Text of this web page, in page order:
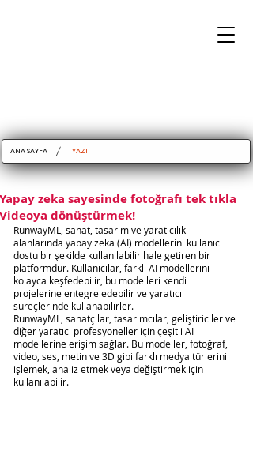
ANA SAYFA / YAZI
Yapay zeka sayesinde fotoğrafı tek tıkla
Videoya dönüştürmek!
RunwayML, sanat, tasarım ve yaratıcılık
alanlarında yapay zeka (AI) modellerini kullanıcı
dostu bir şekilde kullanılabilir hale getiren bir
platformdur. Kullanıcılar, farklı AI modellerini
kolayca keşfedebilir, bu modelleri kendi
projelerine entegre edebilir ve yaratıcı
süreçlerinde kullanabilirler.
RunwayML, sanatçılar, tasarımcılar, geliştiriciler ve
diğer yaratıcı profesyoneller için çeşitli AI
modellerine erişim sağlar. Bu modeller, fotoğraf,
video, ses, metin ve 3D gibi farklı medya türlerini
işlemek, analiz etmek veya değiştirmek için
kullanılabilir.